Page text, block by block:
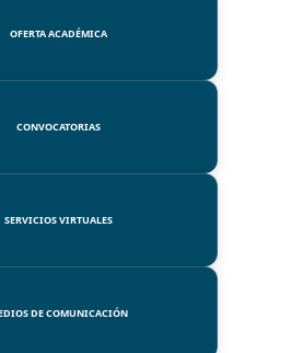
OFERTA ACADÉMICA
CONVOCATORIAS
SERVICIOS VIRTUALES
DE COMUNICACIÓN